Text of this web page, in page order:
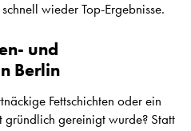
wieder Top-Ergebnisse.
und
Berlin
Fettschichten oder ein
gründlich gereinigt wurde? Statt